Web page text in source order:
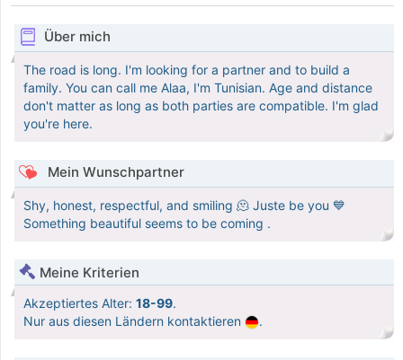
Über mich
The road is long. I'm looking for a partner and to build a
family. You can call me Alaa, I'm Tunisian. Age and distance
don't matter as long as both parties are compatible. I'm glad
you're here.
Mein Wunschpartner
Shy, honest, respectful, and smiling 🫠 Juste be you 💙
Something beautiful seems to be coming .
Meine Kriterien
Akzeptiertes Alter: 18-99.
Nur aus diesen Ländern kontaktieren
.